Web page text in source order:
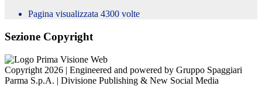
Pagina visualizzata 4300 volte
Sezione Copyright
Copyright 2026 | Engineered and powered by Gruppo Spaggiari
Parma S.p.A. | Divisione Publishing & New Social Media